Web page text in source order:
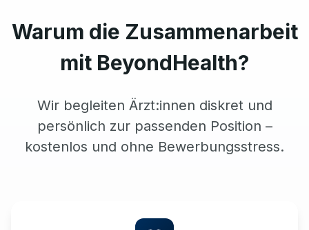
Warum die Zusammenarbeit
mit BeyondHealth?
Wir begleiten Ärzt:innen diskret und
persönlich zur passenden Position –
kostenlos und ohne Bewerbungsstress.